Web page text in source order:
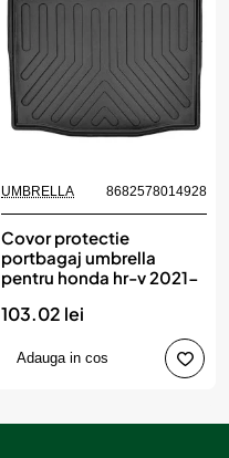
UMBRELLA 8682578014928
Covor protectie
portbagaj umbrella
pentru honda hr-v 2021-
103.02 lei
Adauga in cos